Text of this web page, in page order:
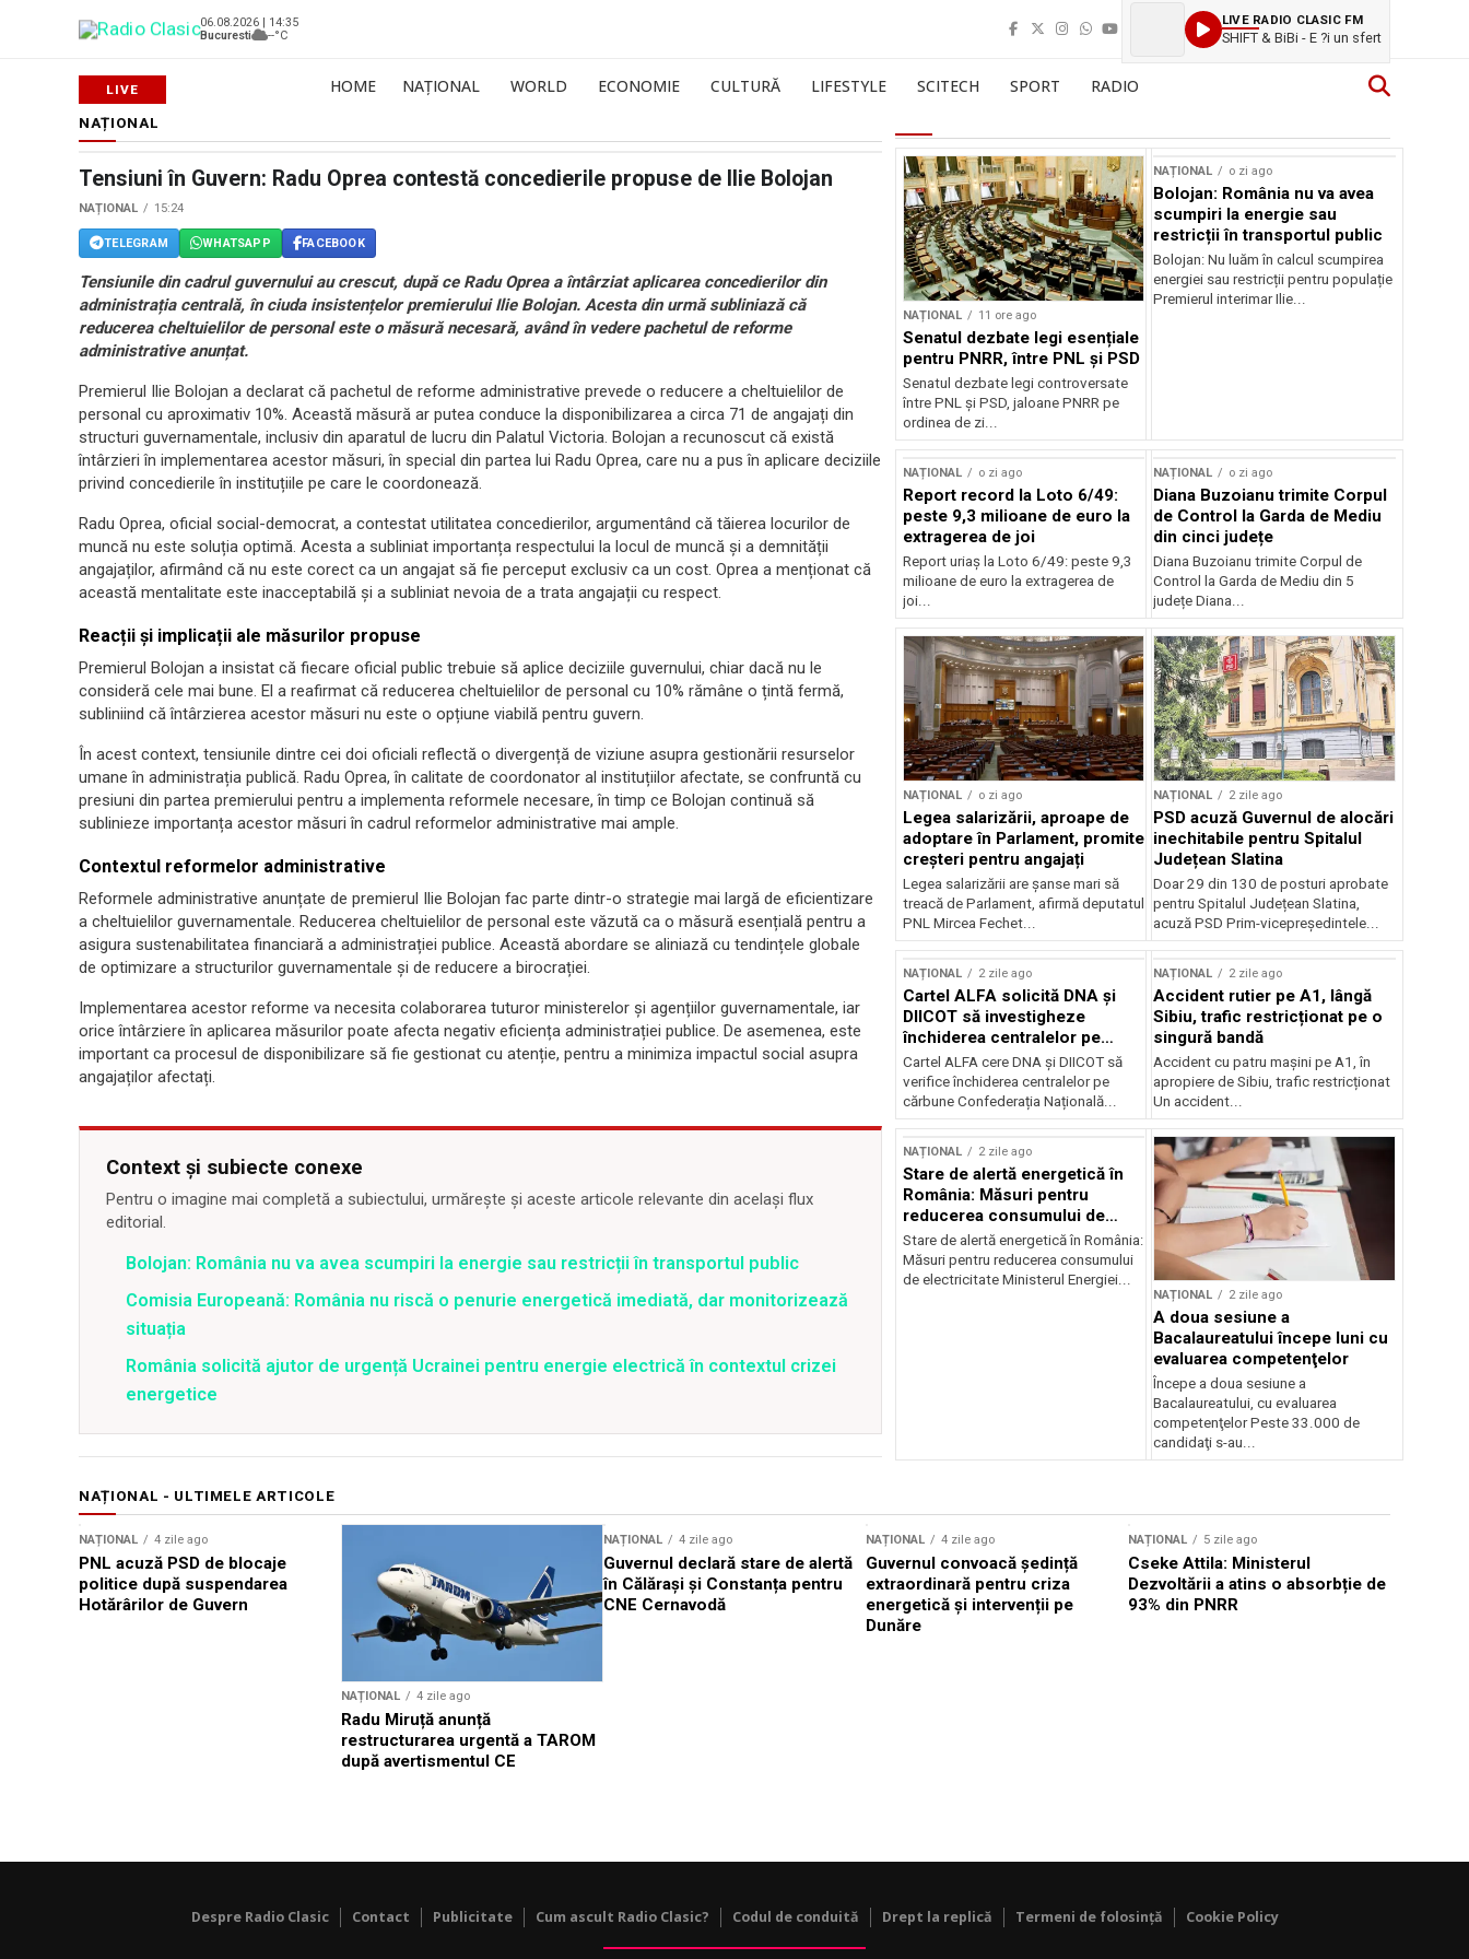
06.08.2026 | 14:35
Bucuresti
--°C
LIVE RADIO CLASIC FM
SHIFT & BiBi - E ?i un sfert
HOME NAȚIONAL WORLD ECONOMIE CULTURĂ LIFESTYLE SCITECH SPORT RADIO
NAȚIONAL
Tensiuni în Guvern: Radu Oprea contestă concedierile propuse de Ilie Bolojan
NAȚIONAL 15:24
TELEGRAM WHATSAPP FACEBOOK
Tensiunile din cadrul guvernului au crescut, după ce Radu Oprea a întârziat aplicarea concedierilor din
administrația centrală, în ciuda insistențelor premierului Ilie Bolojan. Acesta din urmă subliniază că
reducerea cheltuielilor de personal este o măsură necesară, având în vedere pachetul de reforme
administrative anunțat.
Premierul Ilie Bolojan a declarat că pachetul de reforme administrative prevede o reducere a cheltuielilor de
personal cu aproximativ 10%. Această măsură ar putea conduce la disponibilizarea a circa 71 de angajați din
structuri guvernamentale, inclusiv din aparatul de lucru din Palatul Victoria. Bolojan a recunoscut că există
întârzieri în implementarea acestor măsuri, în special din partea lui Radu Oprea, care nu a pus în aplicare deciziile
privind concedierile în instituțiile pe care le coordonează.
Radu Oprea, oficial social-democrat, a contestat utilitatea concedierilor, argumentând că tăierea locurilor de
muncă nu este soluția optimă. Acesta a subliniat importanța respectului la locul de muncă și a demnității
angajaților, afirmând că nu este corect ca un angajat să fie perceput exclusiv ca un cost. Oprea a menționat că
această mentalitate este inacceptabilă și a subliniat nevoia de a trata angajații cu respect.
Reacții și implicații ale măsurilor propuse
Premierul Bolojan a insistat că fiecare oficial public trebuie să aplice deciziile guvernului, chiar dacă nu le
consideră cele mai bune. El a reafirmat că reducerea cheltuielilor de personal cu 10% rămâne o țintă fermă,
subliniind că întârzierea acestor măsuri nu este o opțiune viabilă pentru guvern.
În acest context, tensiunile dintre cei doi oficiali reflectă o divergență de viziune asupra gestionării resurselor
umane în administrația publică. Radu Oprea, în calitate de coordonator al instituțiilor afectate, se confruntă cu
presiuni din partea premierului pentru a implementa reformele necesare, în timp ce Bolojan continuă să
sublinieze importanța acestor măsuri în cadrul reformelor administrative mai ample.
Contextul reformelor administrative
Reformele administrative anunțate de premierul Ilie Bolojan fac parte dintr-o strategie mai largă de eficientizare
a cheltuielilor guvernamentale. Reducerea cheltuielilor de personal este văzută ca o măsură esențială pentru a
asigura sustenabilitatea financiară a administrației publice. Această abordare se aliniază cu tendințele globale
de optimizare a structurilor guvernamentale și de reducere a birocrației.
Implementarea acestor reforme va necesita colaborarea tuturor ministerelor și agențiilor guvernamentale, iar
orice întârziere în aplicarea măsurilor poate afecta negativ eficiența administrației publice. De asemenea, este
important ca procesul de disponibilizare să fie gestionat cu atenție, pentru a minimiza impactul social asupra
angajaților afectați.
Context și subiecte conexe
Pentru o imagine mai completă a subiectului, urmărește și aceste articole relevante din același flux
editorial.
Bolojan: România nu va avea scumpiri la energie sau restricții în transportul public
Comisia Europeană: România nu riscă o penurie energetică imediată, dar monitorizează
situația
România solicită ajutor de urgență Ucrainei pentru energie electrică în contextul crizei
energetice
NAȚIONAL 11 ore ago
Senatul dezbate legi esențiale
pentru PNRR, între PNL și PSD
Senatul dezbate legi controversate
între PNL și PSD, jaloane PNRR pe
ordinea de zi...
NAȚIONAL o zi ago
Bolojan: România nu va avea
scumpiri la energie sau
restricții în transportul public
Bolojan: Nu luăm în calcul scumpirea
energiei sau restricții pentru populație
Premierul interimar Ilie...
NAȚIONAL o zi ago
Report record la Loto 6/49:
peste 9,3 milioane de euro la
extragerea de joi
Report uriaș la Loto 6/49: peste 9,3
milioane de euro la extragerea de
joi...
NAȚIONAL o zi ago
Diana Buzoianu trimite Corpul
de Control la Garda de Mediu
din cinci județe
Diana Buzoianu trimite Corpul de
Control la Garda de Mediu din 5
județe Diana...
NAȚIONAL o zi ago
Legea salarizării, aproape de
adoptare în Parlament, promite
creșteri pentru angajați
Legea salarizării are șanse mari să
treacă de Parlament, afirmă deputatul
PNL Mircea Fechet...
NAȚIONAL 2 zile ago
PSD acuză Guvernul de alocări
inechitabile pentru Spitalul
Județean Slatina
Doar 29 din 130 de posturi aprobate
pentru Spitalul Județean Slatina,
acuză PSD Prim-vicepreședintele...
NAȚIONAL 2 zile ago
Cartel ALFA solicită DNA și
DIICOT să investigheze
închiderea centralelor pe
cărbune
Cartel ALFA cere DNA și DIICOT să
verifice închiderea centralelor pe
cărbune Confederația Națională...
NAȚIONAL 2 zile ago
Accident rutier pe A1, lângă
Sibiu, trafic restricționat pe o
singură bandă
Accident cu patru mașini pe A1, în
apropiere de Sibiu, trafic restricționat
Un accident...
NAȚIONAL 2 zile ago
Stare de alertă energetică în
România: Măsuri pentru
reducerea consumului de
electricitate
Stare de alertă energetică în România:
Măsuri pentru reducerea consumului
de electricitate Ministerul Energiei...
NAȚIONAL 2 zile ago
A doua sesiune a
Bacalaureatului începe luni cu
evaluarea competenţelor
Începe a doua sesiune a
Bacalaureatului, cu evaluarea
competenţelor Peste 33.000 de
candidaţi s-au...
NAȚIONAL - ULTIMELE ARTICOLE
NAȚIONAL 4 zile ago
PNL acuză PSD de blocaje
politice după suspendarea
Hotărârilor de Guvern
NAȚIONAL 4 zile ago
Radu Miruță anunță
restructurarea urgentă a TAROM
după avertismentul CE
NAȚIONAL 4 zile ago
Guvernul declară stare de alertă
în Călărași și Constanța pentru
CNE Cernavodă
NAȚIONAL 4 zile ago
Guvernul convoacă ședință
extraordinară pentru criza
energetică și intervenții pe
Dunăre
NAȚIONAL 5 zile ago
Cseke Attila: Ministerul
Dezvoltării a atins o absorbție de
93% din PNRR
Despre Radio Clasic Contact Publicitate Cum ascult Radio Clasic? Codul de conduită Drept la replică Termeni de folosință Cookie Policy